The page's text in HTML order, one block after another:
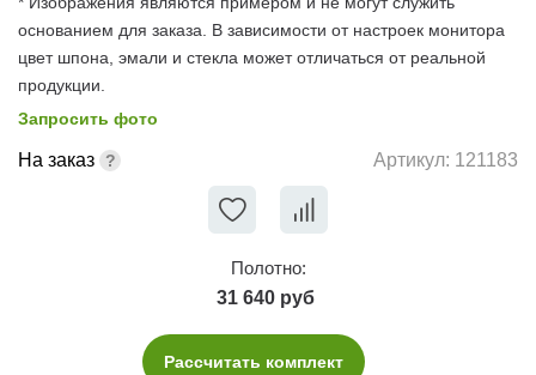
основанием для заказа. В зависимости от настроек монитора
цвет шпона, эмали и стекла может отличаться от реальной
продукции.
Запросить фото
На заказ Артикул: 121183
Полотно:
31 640 руб
Рассчитать комплект